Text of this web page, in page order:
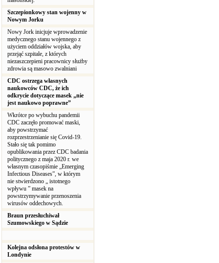
Szczepionkowy stan wojenny w
Nowym Jorku
Nowy Jork inicjuje wprowadzenie
medycznego stanu wojennego z
użyciem oddziałów wojska, aby
przejąć szpitale, z których
niezaszczepieni pracownicy służby
zdrowia są masowo zwalniani
CDC ostrzega własnych
naukowców CDC, że ich
odkrycie dotyczące masek „nie
jest naukowo poprawne”
Wkrótce po wybuchu pandemii
CDC zaczęło promować maski,
aby powstrzymać
rozprzestrzenianie się Covid-19.
Stało się tak pomimo
opublikowania przez CDC badania
politycznego z maja 2020 r. we
własnym czasopiśmie „Emerging
Infectious Diseases”, w którym
nie stwierdzono „ istotnego
wpływu ” masek na
powstrzymywanie przenoszenia
wirusów oddechowych.
Braun przesłuchiwał
Szumowskiego w Sądzie
Kolejna odsłona protestów w
Londynie